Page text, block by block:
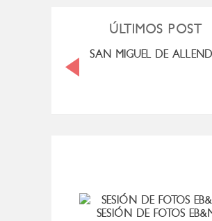
ÚLTIMOS POST
SAN MIGUEL DE
SESIÓN DE FOTOS